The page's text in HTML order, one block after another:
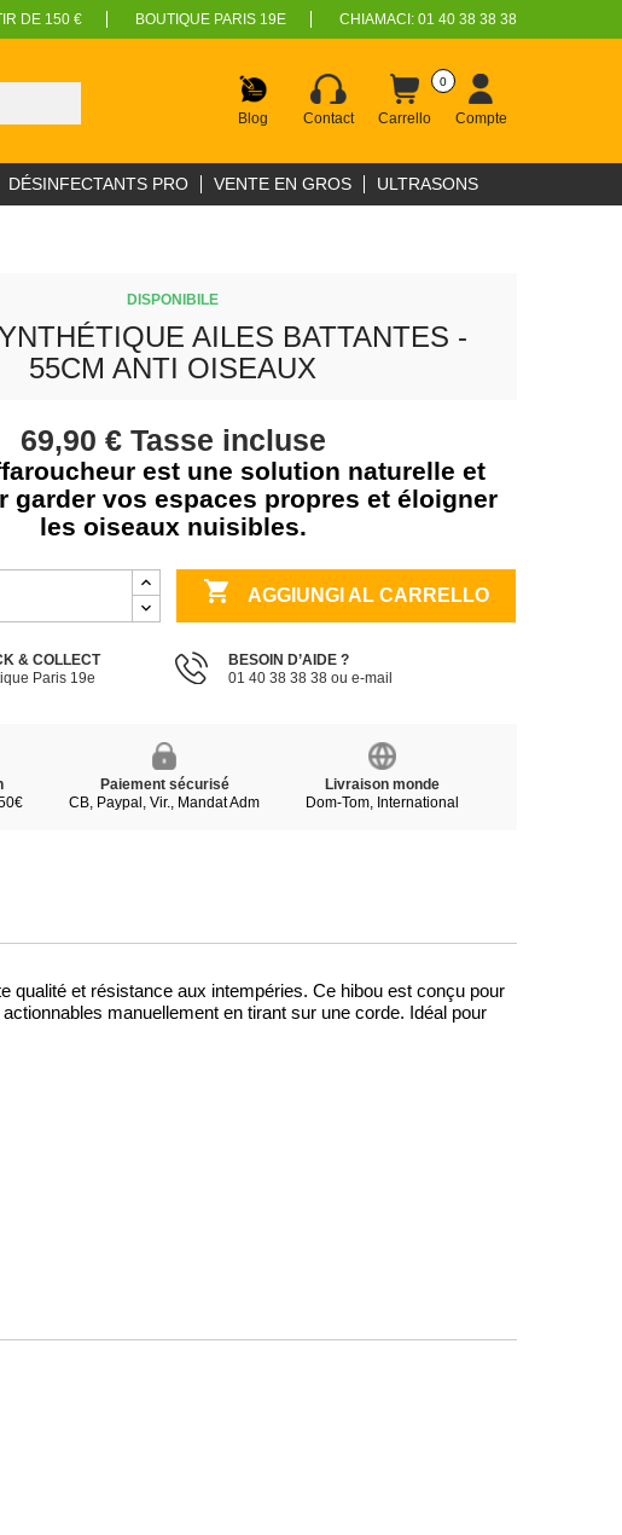
DE 150 € BOUTIQUE PARIS 19E CHIAMACI: 01 40 38 38 38
Blog Contact Carrello
0
Compte
DÉSINFECTANTS PRO VENTE EN GROS ULTRASONS
DISPONIBILE
AILES BATTANTES -
55CM ANTI OISEAUX
69,90 € Tasse incluse
est une solution naturelle et
garder vos espaces propres et éloigner
les oiseaux nuisibles.
 AGGIUNGI AL CARRELLO
& COLLECT
Paris 19e
BESOIN D’AIDE ?
01 40 38 38 38 ou e-mail
Paiement sécurisé
CB, Paypal, Vir., Mandat Adm
Livraison monde
Dom-Tom, International
qualité et résistance aux intempéries. Ce hibou est conçu pour
actionnables manuellement en tirant sur une corde. Idéal pour